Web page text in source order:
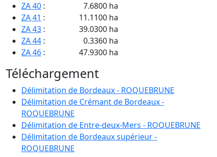
ZA 40 :
7.6800 ha
ZA 41 :
11.1100 ha
ZA 43 :
39.0300 ha
ZA 44 :
0.3360 ha
ZA 46 :
47.9300 ha
ZA 49:
13.9050 ha
ZA 51:
3.6030 ha
ZA 52:
43.2050 ha
ZA 53 :
ZA 55:
4.4750 ha
ZA 57:
2.3450 ha
ZA 58 :
Téléchargement
Délimitation de Bordeaux - ROQUEBRUNE
Délimitation de Crémant de Bordeaux -
ROQUEBRUNE
Délimitation de Entre-deux-Mers - ROQUEBRUNE
Délimitation de Bordeaux supérieur -
ROQUEBRUNE